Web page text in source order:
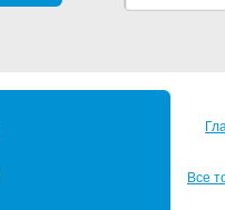
Все